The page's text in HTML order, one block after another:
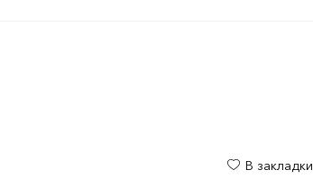
В закладки